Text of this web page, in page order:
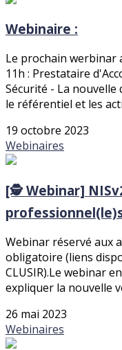
Webinaire :
Le prochain werbinar
11h : Prestataire
Sécurité - La nouvelle
le référentiel et les
19 octobre 2023
Webinaires
[🕵️ Webinar]
Webinar réservé aux
obligatoire (liens
CLUSIR).Le webinar
expliquer la nouvelle
26 mai 2023
Webinaires